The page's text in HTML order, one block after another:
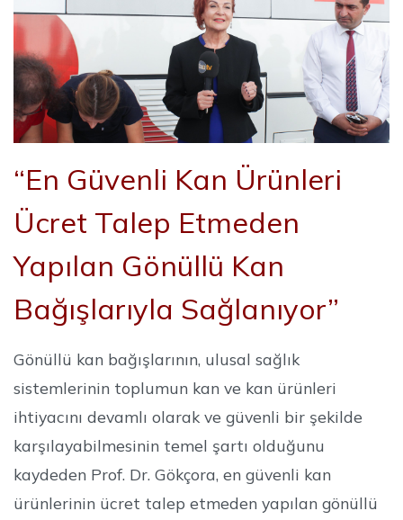
“En Güvenli Kan Ürünleri
Ücret Talep Etmeden
Yapılan Gönüllü Kan
Bağışlarıyla Sağlanıyor”
Gönüllü kan bağışlarının, ulusal sağlık
sistemlerinin toplumun kan ve kan ürünleri
ihtiyacını devamlı olarak ve güvenli bir şekilde
karşılayabilmesinin temel şartı olduğunu
kaydeden Prof. Dr. Gökçora, en güvenli kan
ürünlerinin ücret talep etmeden yapılan gönüllü